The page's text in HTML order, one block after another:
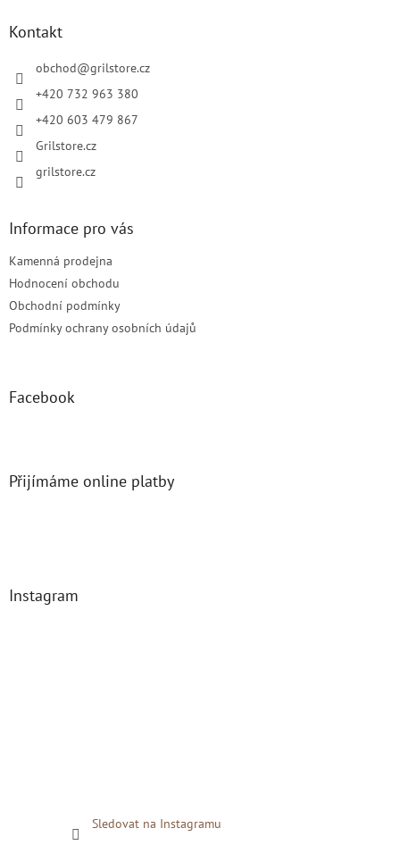
Kontakt
obchod@grilstore.cz
+420 732 963 380
+420 603 479 867
Grilstore.cz
grilstore.cz
Informace pro vás
Kamenná prodejna
Hodnocení obchodu
Obchodní podmínky
Podmínky ochrany osobních údajů
Facebook
Přijímáme online platby
Instagram
Sledovat na Instagramu